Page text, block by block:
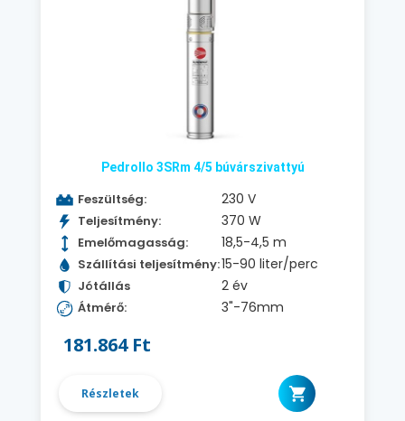
Pedrollo 3SRm 4/5 búvárszivattyú
Feszültség: 230 V
Teljesítmény: 370 W
Emelőmagasság: 18,5-4,5 m
Szállítási teljesítmény:15-90 liter/perc
Jótállás 2 év
Átmérő: 3"-76mm
181.864 Ft
Részletek